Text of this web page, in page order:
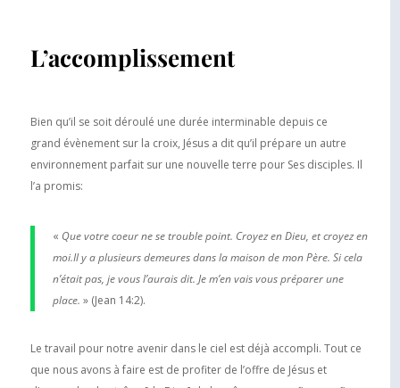
L’accomplissement
Bien qu’il se soit déroulé une durée interminable depuis ce
grand évènement sur la croix, Jésus a dit qu’il prépare un autre
environnement parfait sur une nouvelle terre pour Ses disciples. Il
l’a promis:
« Que votre coeur ne se trouble point. Croyez en Dieu, et croyez en
moi.Il y a plusieurs demeures dans la maison de mon Père. Si cela
n’était pas, je vous l’aurais dit. Je m’en vais vous préparer une
place. » (Jean 14:2).
Le travail pour notre avenir dans le ciel est déjà accompli. Tout ce
que nous avons à faire est de profiter de l’offre de Jésus et